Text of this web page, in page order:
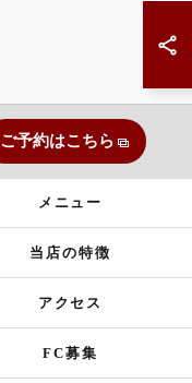
ご予約はこちら
メニュー
当店の特徴
アクセス
FC募集